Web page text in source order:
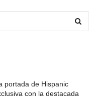
portada de Hispanic
con la destacada